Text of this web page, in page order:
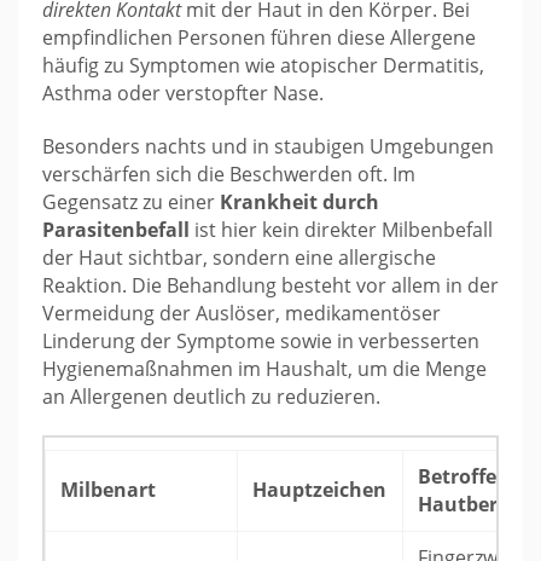
direkten Kontaktmit der Haut in den Körper. Bei
empfindlichen Personen führen diese Allergene
häufig zu Symptomen wie atopischer Dermatitis,
Asthma oder verstopfter Nase.
Besonders nachts und in staubigen Umgebungen
verschärfen sich die Beschwerden oft. Im
Gegensatz zu einer Krankheit durch
Parasitenbefall ist hier kein direkter Milbenbefall
der Haut sichtbar, sondern eine allergische
Reaktion. Die Behandlung besteht vor allem in der
Vermeidung der Auslöser, medikamentöser
Linderung der Symptome sowie in verbesserten
Hygienemaßnahmen im Haushalt, um die Menge
an Allergenen deutlich zu reduzieren.
Milbenart Hauptzeichen
Betroffene